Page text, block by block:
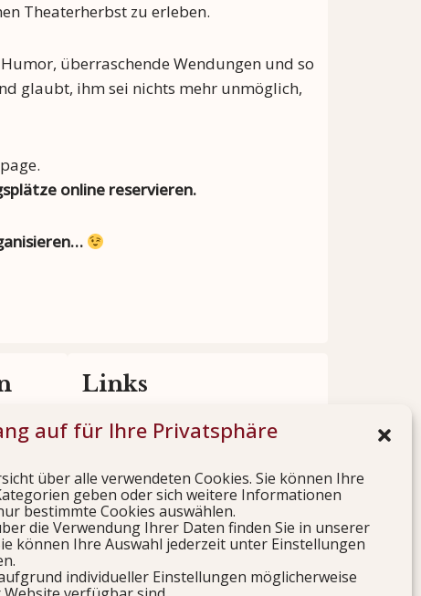
auf für Ihre Privatsphäre
über alle verwendeten Cookies. Sie können Ihre
geben oder sich weitere Informationen
bestimmte Cookies auswählen.
die Verwendung Ihrer Daten finden Sie in unserer
können Ihre Auswahl jederzeit unter Einstellungen
individueller Einstellungen möglicherweise
Theaterherbst zu erleben.
überraschende Wendungen und so
glaubt, ihm sei nichts mehr unmöglich,
online reservieren.
Ihre
Links
Besuchen Sie auch die Seiten
Jetzt besuchen